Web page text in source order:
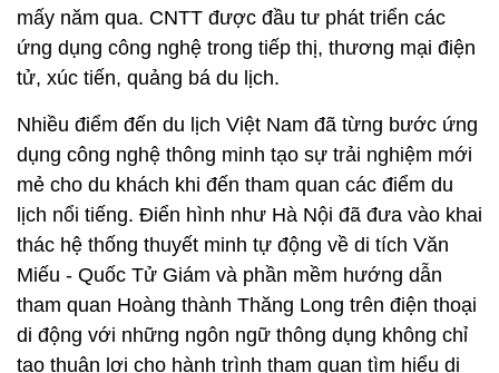
mấy năm qua. CNTT được đầu tư phát triển các
ứng dụng công nghệ trong tiếp thị, thương mại điện
tử, xúc tiến, quảng bá du lịch.
Nhiều điểm đến du lịch Việt Nam đã từng bước ứng
dụng công nghệ thông minh tạo sự trải nghiệm mới
mẻ cho du khách khi đến tham quan các điểm du
lịch nổi tiếng. Điển hình như Hà Nội đã đưa vào khai
thác hệ thống thuyết minh tự động về di tích Văn
Miếu - Quốc Tử Giám và phần mềm hướng dẫn
tham quan Hoàng thành Thăng Long trên điện thoại
di động với những ngôn ngữ thông dụng không chỉ
tạo thuận lợi cho hành trình tham quan tìm hiểu di